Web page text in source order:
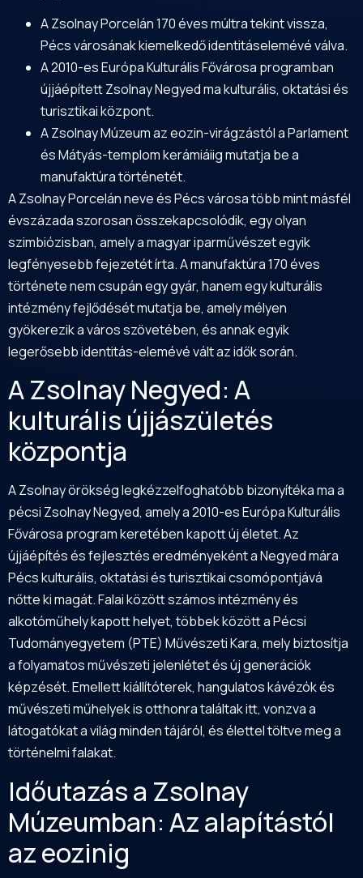
A Zsolnay Porcelán 170 éves múltra tekint vissza,
Pécs városának kiemelkedő identitáselemévé válva.
A 2010-es Európa Kulturális Fővárosa programban
újjáépített Zsolnay Negyed ma kulturális, oktatási és
turisztikai központ.
A Zsolnay Múzeum az eozin-virágzástól a Parlament
és Mátyás-templom kerámiáiig mutatja be a
manufaktúra történetét.
A Zsolnay Porcelán neve és Pécs városa több mint másfél
évszázada szorosan összekapcsolódik, egy olyan
szimbiózisban, amely a magyar iparművészet egyik
legfényesebb fejezetét írta. A manufaktúra 170 éves
története nem csupán egy gyár, hanem egy kulturális
intézmény fejlődését mutatja be, amely mélyen
gyökerezik a város szövetében, és annak egyik
legerősebb identitás-elemévé vált az idők során.
A Zsolnay Negyed: A
kulturális újjászületés
központja
A Zsolnay örökség legkézzelfoghatóbb bizonyítéka ma a
pécsi Zsolnay Negyed, amely a 2010-es Európa Kulturális
Fővárosa program keretében kapott új életet. Az
újjáépítés és fejlesztés eredményeként a Negyed mára
Pécs kulturális, oktatási és turisztikai csomópontjává
nőtte ki magát. Falai között számos intézmény és
alkotóműhely kapott helyet, többek között aPécsi
Tudományegyetem (PTE) Művészeti Kara, mely biztosítja
a folyamatos művészeti jelenlétet és új generációk
képzését. Emellett kiállítóterek, hangulatos kávézók és
művészeti műhelyek is otthonra találtak itt, vonzva a
látogatókat a világ minden tájáról, és élettel töltve meg a
történelmi falakat.
Időutazás a Zsolnay
Múzeumban: Az alapítástól
az eozinig